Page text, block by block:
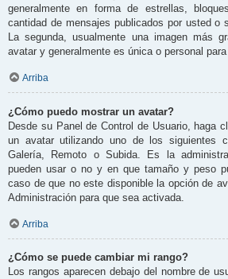
generalmente en forma de estrellas,
cantidad de mensajes publicados por usted o
La segunda, usualmente una imagen más
avatar y generalmente es única o personal para
Arriba
¿Cómo puedo mostrar un avatar?
Desde su Panel de Control de Usuario, haga
un avatar utilizando uno de los siguientes
Galería, Remoto o Subida. Es la
pueden usar o no y en que tamaño y peso
caso de que no este disponible la opción de
Administración para que sea activada.
Arriba
¿Cómo se puede cambiar mi rango?
Los rangos aparecen debajo del nombre de